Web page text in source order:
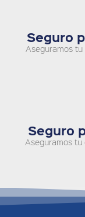
Seguro
Aseguramos
Seguro
Aseguramos tu